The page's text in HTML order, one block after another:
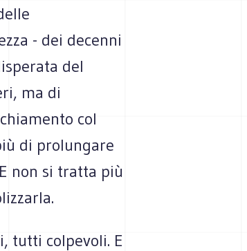
- dei decenni
del
ma di
col
di prolungare
non si tratta più
tutti colpevoli. E